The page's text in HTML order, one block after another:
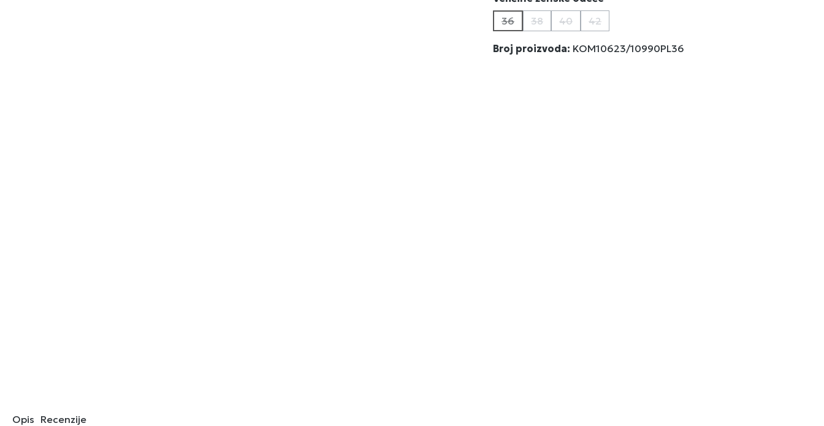
36
(Ova opcija trenutno nije dostupna.)
38
(Ova opcija trenutno nije dostupna.)
40
(Ova opcija trenutno nije dostupna.)
42
(Ova opcija trenutno nije dostupna.)
Broj proizvoda: KOM10623/10990PL36
Opis Recenzije